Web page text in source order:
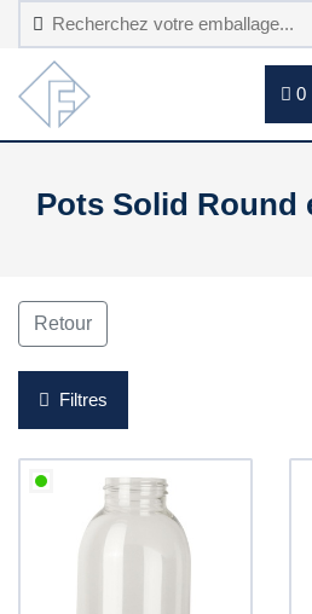
0
Pots Solid Round
Retour
Filtres